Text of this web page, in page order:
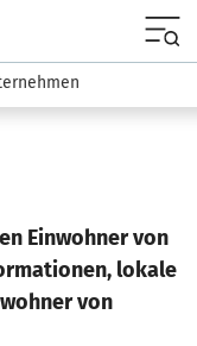
Einwohner von
lokale
von